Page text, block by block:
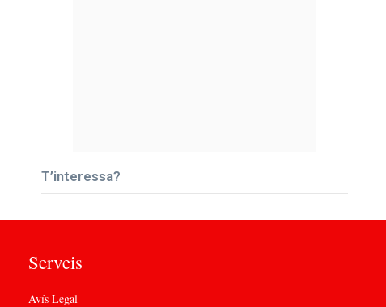
T’interessa?
Serveis
Avís Legal